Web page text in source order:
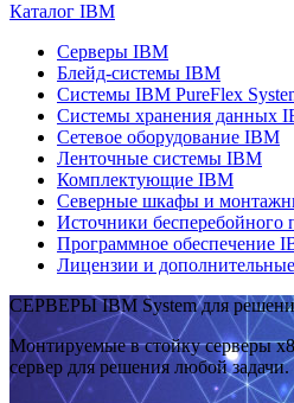
Каталог IBM
Серверы IBM
Блейд-системы IBM
Системы IBM PureFlex
Системы хранения данных
Сетевое оборудование IBM
Ленточные системы IBM
Комплектующие IBM
Северные шкафы и
Источники
Программное обеспечение
Лицензии и
СЕРВЕРЫ IBM System для
Монтируемые в стойку серверы
сервер для решения любой задачи.